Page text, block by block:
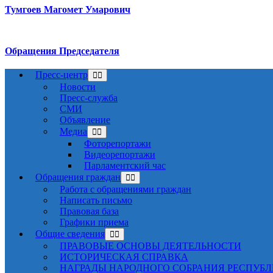
Тумгоев Магомет Умарович
Обращения Председателя
Пресс-центр
Новости
Пресс-служба
СМИ
Объявление
Медиа
Фоторепортажи
Видеорепортажи
Парламентский час
Обращения граждан
Работа с обращениями граждан
Написать письмо
Правовая база
Графики приема
Общие сведения
ПРАВОВЫЕ ОСНОВЫ ДЕЯТЕЛЬНОСТИ
ИСТОРИЧЕСКАЯ СПРАВКА
НАГРАДЫ НАРОДНОГО СОБРАНИЯ